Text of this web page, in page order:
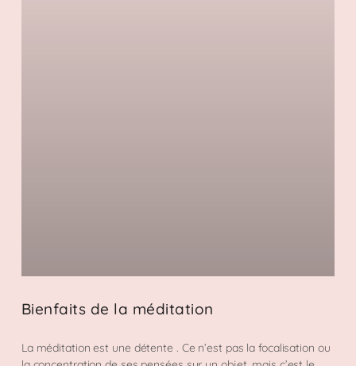
Bienfaits de la méditation
La méditation est une détente . Ce n’est pas la focalisation ou